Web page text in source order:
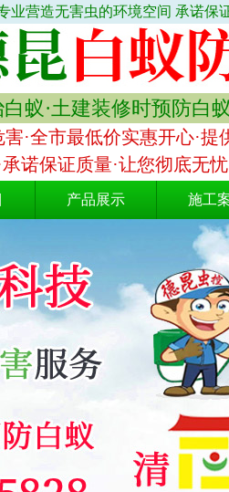
业营造无害虫的环境空间 承诺保
蚁·土建装修时预防白
·全市最低价实惠开心·
诺保证质量·让您彻底无
产品展示 施工